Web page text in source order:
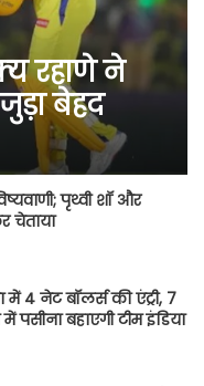
रहाणे ने
बेहद
पृथ्वी शॉ और
चेताया
4 नेट बॉलर्स की एंट्री, 7
बहाएगी टीम इंडिया